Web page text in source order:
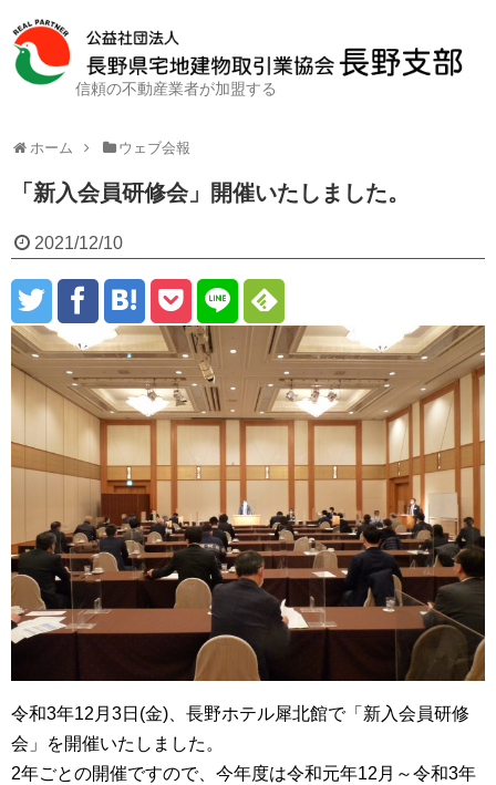
信頼の不動産業者が加盟する
ホーム ウェブ会報
「新入会員研修会」開催いたしました。
2021/12/10
令和3年12月3日(金)、長野ホテル犀北館で「新入会員研修
会」を開催いたしました。
2年ごとの開催ですので、今年度は令和元年12月～令和3年